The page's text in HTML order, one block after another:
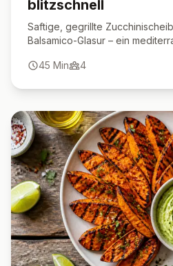
blitzschnell
Saftige, gegrillte
Balsamico-Glasur – ein
45 Min 4